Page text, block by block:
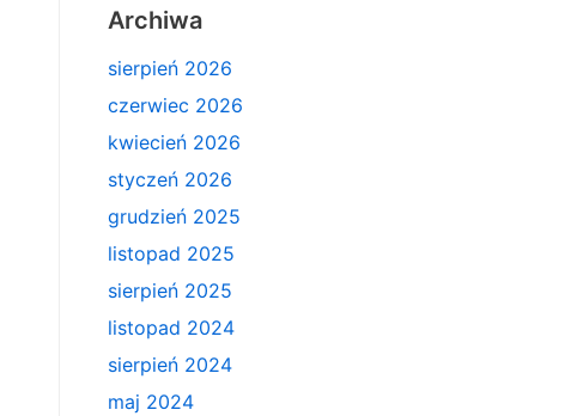
Archiwa
sierpień 2026
czerwiec 2026
kwiecień 2026
styczeń 2026
grudzień 2025
listopad 2025
sierpień 2025
listopad 2024
sierpień 2024
maj 2024